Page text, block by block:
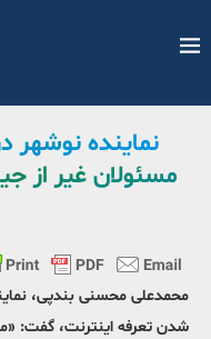
نماینده نوشهر
مسئولان غیر از
محمدعلی محسنی بندپی،
شدن تعرفه اینترنت، گفت: